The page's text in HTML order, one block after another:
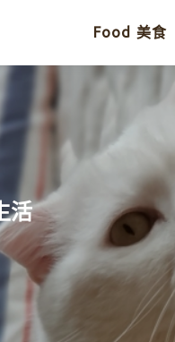
Food 美食
活